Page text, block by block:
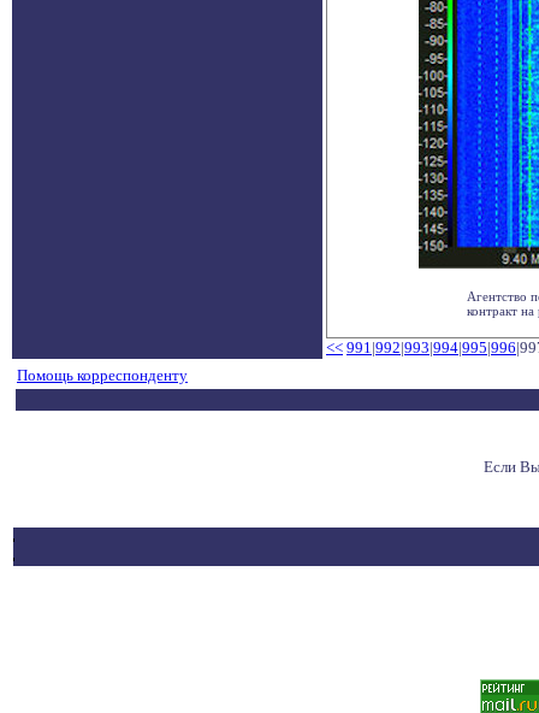
Агентство
контракт
<< 991|992|993|994|995|996
Помощь корреспонденту
Если